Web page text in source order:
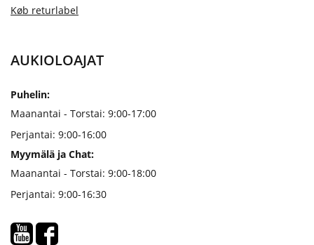
Køb returlabel
AUKIOLOAJAT
Puhelin:
Maanantai - Torstai: 9:00-17:00
Perjantai: 9:00-16:00
Myymälä ja Chat:
Maanantai - Torstai: 9:00-18:00
Perjantai: 9:00-16:30